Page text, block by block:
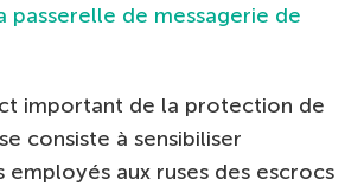
passerelle de messagerie de
important de la protection de
consiste à sensibiliser
employés aux ruses des escrocs